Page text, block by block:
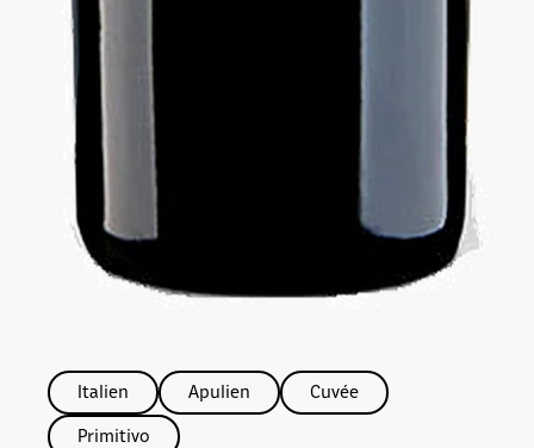
Italien Apulien Cuvée
Primitivo